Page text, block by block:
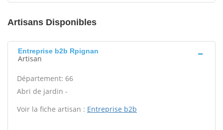
Artisans Disponibles
Entreprise b2b Rpignan
Artisan
Département: 66
Abri de jardin -
Voir la fiche artisan : Entreprise b2b